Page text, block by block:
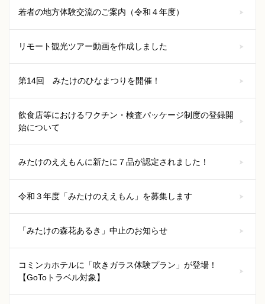
若者の地方体験交流のご案内（令和４年度）
リモート観光ツアー動画を作成しました
第14回 みたけのひなまつりを開催！
飲食店等におけるワクチン・検査パッケージ制度の登録開
始について
みたけのええもんに新たに７品が認定されました！
令和３年度「みたけのええもん」を募集します
「みたけの森花あるき」中止のお知らせ
コミンカホテルに「吹きガラス体験プラン」が登場！
【GoToトラベル対象】